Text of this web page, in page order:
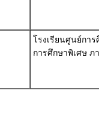
โรงเรียนศูนย์กา
การศึกษาพิเศษ ภ